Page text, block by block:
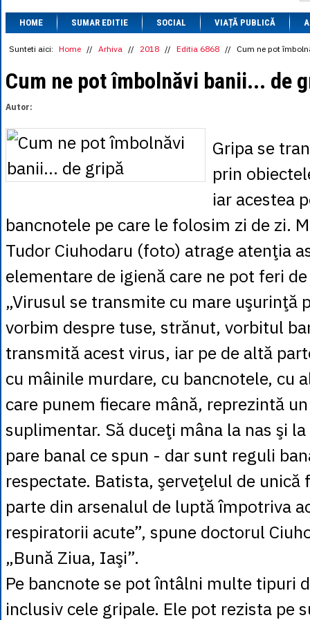
1 CAD= 3.1559
1 CHF= 5.2813
1 CNY= 0.6015
1 DKK
= 0.6668
1 EGP = 0.0860
1 MDL= 0.2538
1 MXN
1 NOK = 0.4191
1 PLN= 1.1646
= 0.0425
1 RUB= 0.0530
1 SEK= 0.4526
1 TRY= 0.1141
1 UAH= 0.1048
1 XDR = 5.9383
1 ZAR
= 0.2318
HOME SUMAR EDITIE SOCIAL VIAȚĂ PUBLICĂ
Sunteti aici: Home // Arhiva // 2018 // Editia 6868 // Cum ne pot
Cum ne pot îmbolnăvi banii... de
Autor:
Gripa se
prin
iar acestea
bancnotele pe care le folosim zi de zi.
Tudor Ciuhodaru (foto) atrage atenţia
elementare de igienă care ne pot feri
„Virusul se transmite cu mare uşurinţă
vorbim despre tuse, strănut, vorbitul
transmită acest virus, iar pe de altă
cu mâinile murdare, cu bancnotele, cu
care punem fiecare mână, reprezintă
suplimentar. Să duceţi mâna la nas şi
pare banal ce spun - dar sunt reguli
respectate. Batista, şerveţelul de unică
parte din arsenalul de luptă împotriva
respiratorii acute”, spune doctorul
„Bună Ziua, Iaşi”.
Pe bancnote se pot întâlni multe tipuri
inclusiv cele gripale. Ele pot rezista pe